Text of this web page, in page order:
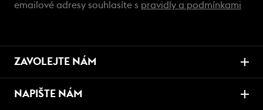
emailové adresy souhlasíte s pravidly a podmínkami
ZAVOLEJTE NÁM
NAPIŠTE NÁM